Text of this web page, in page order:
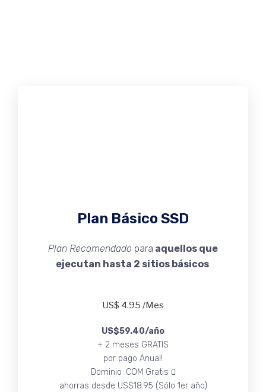
Plan Básico SSD
Plan Recomendado para aquellos que
ejecutan hasta 2 sitios básicos.
US$ 4.95 /Mes
US$59.40/año
+ 2 meses GRATIS
por pago Anual!
Dominio .COM Gratis
ahorras desde US$18.95 (Sólo 1er año)